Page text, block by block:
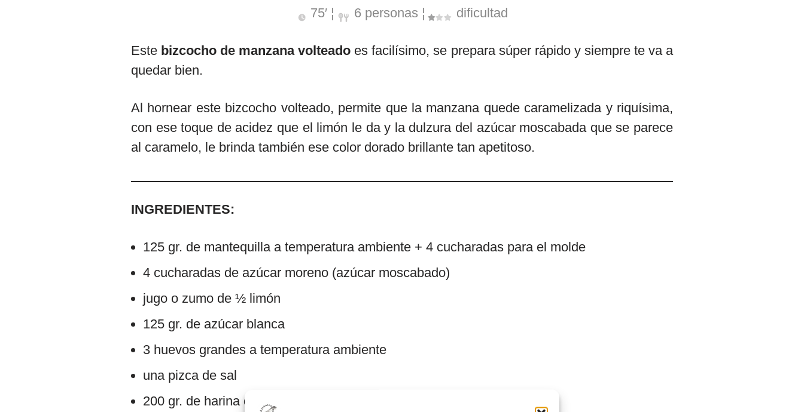
75′ ¦ 6 personas ¦ dificultad
Este bizcocho de manzana volteado es facilísimo, se prepara súper rápido y siempre te va a
quedar bien.
Al hornear este bizcocho volteado, permite que la manzana quede caramelizada y riquísima,
con ese toque de acidez que el limón le da y la dulzura del azúcar moscabada que se parece
al caramelo, le brinda también ese color dorado brillante tan apetitoso.
INGREDIENTES:
125 gr. de mantequilla a temperatura ambiente + 4 cucharadas para el molde
4 cucharadas de azúcar moreno (azúcar moscabado)
jugo o zumo de ½ limón
125 gr. de azúcar blanca
3 huevos grandes a temperatura ambiente
una pizca de sal
200 gr. de harina de trigo todo uso (sin leudante)